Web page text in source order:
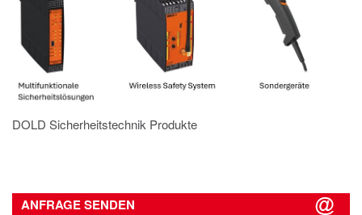
DOLD Sicherheitstechnik Produkte
ANFRAGE SENDEN